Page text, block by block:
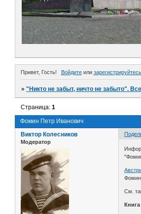
Привет, Гость! Войдитеили зарегистрируйтесь
»"Никто не забыт, ничто не забыто".
Фомин Петр Иванович
Страница:1
Виктор Колесников
Модератор
См.